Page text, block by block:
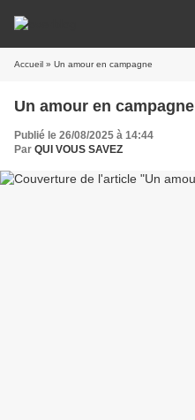
Accueil » Un amour en campagne
Un amour en campagne
Publié le 26/08/2025 à 14:44
Par QUI VOUS SAVEZ